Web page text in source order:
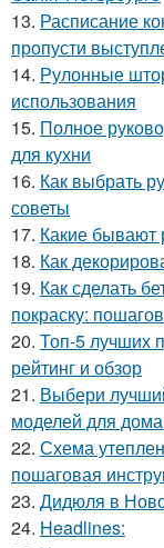
13. Расписание
пропусти
14. Рулонные
использования
15. Полное
для кухни
16. Как выбрать
советы
17. Какие бывают
18. Как
19. Как сделать
покраску:
20. Топ-5 лучших
рейтинг и обзор
21. Выбери
моделей для
22. Схема
пошаговая
23. Дидюля в
24. Headlines: